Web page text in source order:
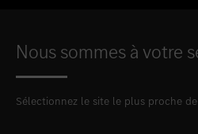
Nous sommes à votre
Sélectionnez le site le plus proche